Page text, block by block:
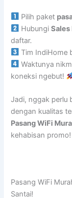
Pilih paket
Hubungi
daftar.
Tim IndiHome
Waktunya
koneksi ngebut!
Jadi, nggak perlu
dengan kualitas
Pasang WiFi
kehabisan promo!
Pasang WiFi
Santai!